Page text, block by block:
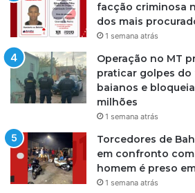
facção criminosa
dos mais
1 semana atrás
Operação no MT
praticar golpes do
baianos e
milhões
1 semana atrás
Torcedores de
em confronto
homem é preso
1 semana atrás